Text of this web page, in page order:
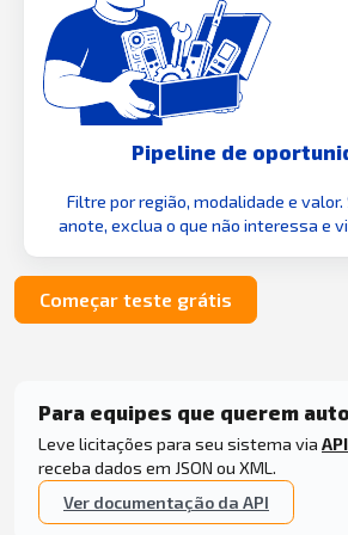
Pipeline de
Filtre por região, modalidade e
anote, exclua o que não interessa e
Começar teste grátis
Para equipes que querem
Leve licitações para seu sistema via
receba dados em JSON ou XML.
Ver documentação da API